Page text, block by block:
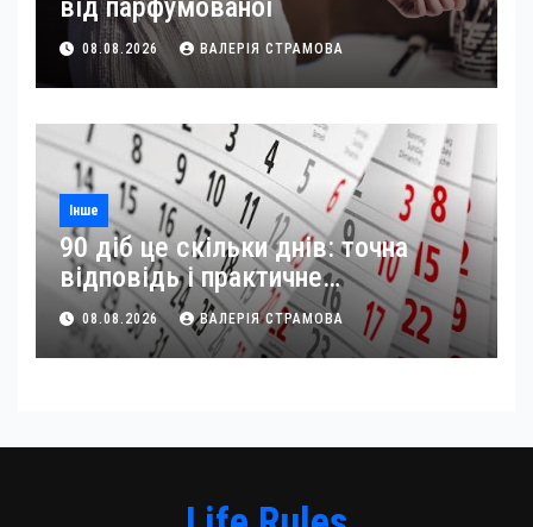
08.08.2026 ВАЛЕРІЯ СТРАМОВА
Інше
90 діб це скільки днів: точна
відповідь і практичне
застосування
08.08.2026 ВАЛЕРІЯ СТРАМОВА